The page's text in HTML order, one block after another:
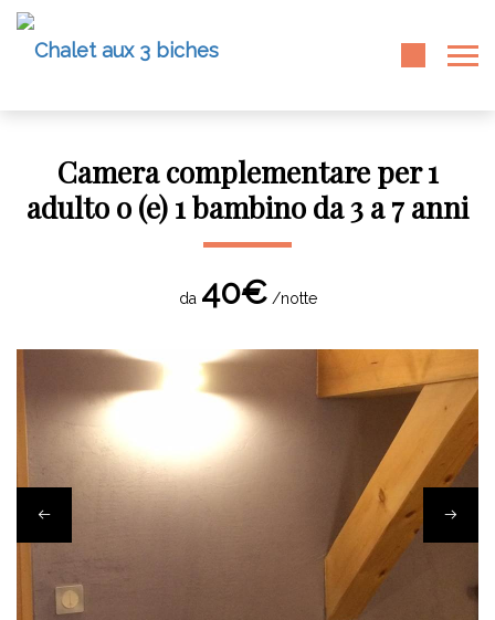
Camera complementare per 1
adulto o (e) 1 bambino da 3 a 7 anni
da 40€/notte